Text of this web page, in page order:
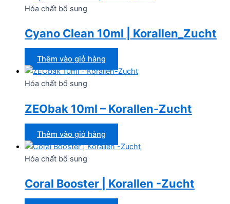
Hóa chất bổ sung
Cyano Clean 10ml | Korallen_Zucht
Thêm vào giỏ hàng
Hóa chất bổ sung
ZEObak 10ml – Korallen-Zucht
Thêm vào giỏ hàng
Hóa chất bổ sung
Coral Booster | Korallen -Zucht